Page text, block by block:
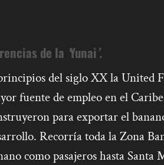
de la Yunai’.
del siglo XX la United
fuente de empleo en el
para exportar el
Recorría toda la Zona
como pasajeros hasta